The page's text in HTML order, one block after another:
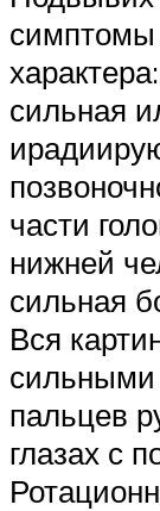
симптомы
сильная
части
нижней
сильная
Вся
пальцев
глазах с